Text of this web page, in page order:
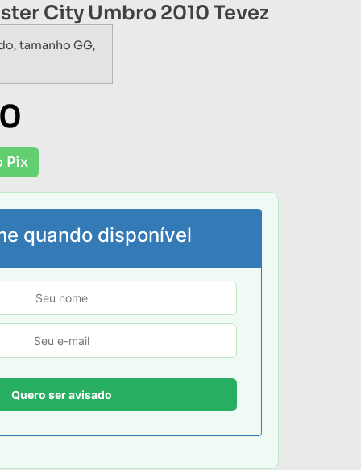
City Umbro 2010 Tevez
tamanho GG,
Pix
quando disponível